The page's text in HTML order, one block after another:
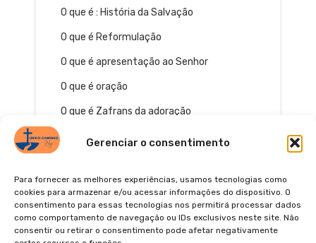
Gerenciar o consentimento
Para fornecer as melhores experiências, usamos tecnologias como
cookies para armazenar e/ou acessar informações do dispositivo. O
consentimento para essas tecnologias nos permitirá processar dados
como comportamento de navegação ou IDs exclusivos neste site. Não
consentir ou retirar o consentimento pode afetar negativamente
O que é : História da Salvação
O que é Reformulação
O que é apresentação ao Senhor
O que é oração
O que é Zafrans da adoração